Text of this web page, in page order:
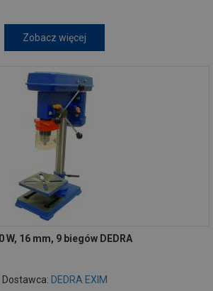
Zobacz więcej
16 mm, 9 biegów DEDRA
Dostawca: DEDRA EXIM